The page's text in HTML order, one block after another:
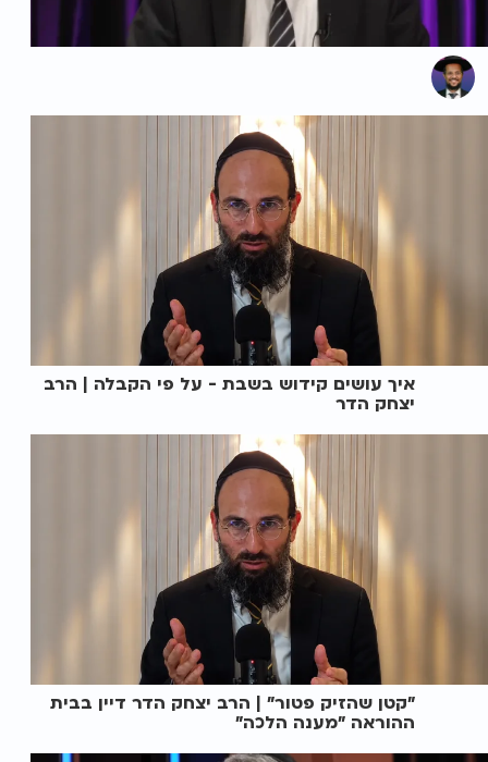
איך עושים קידוש בשבת - על פי הקבלה | הרב
יצחק הדר
"קטן שהזיק פטור" | הרב יצחק הדר דיין בבית
ההוראה "מענה הלכה"